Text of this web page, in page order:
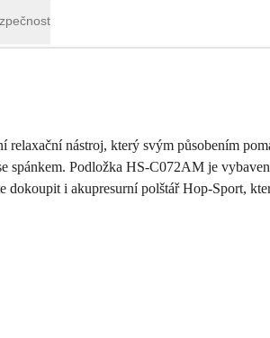
relaxační nástroj, který svým působením
spánkem. Podložka HS-C072AM je
i akupresurní polštář Hop-Sport,